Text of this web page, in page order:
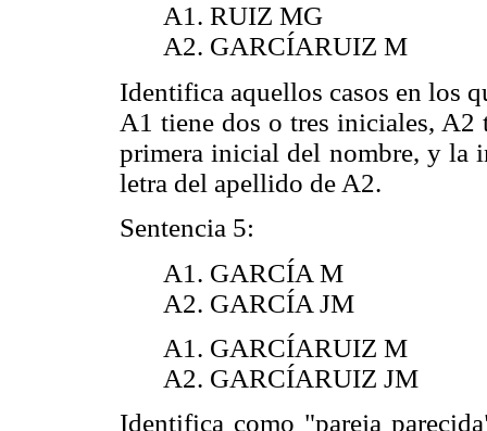
A1. RUIZ MG
A2. GARCÍARUIZ M
Identifica aquellos casos en los
A1 tiene dos o tres iniciales,
primera inicial del nombre, y la
letra del apellido de A2.
Sentencia 5:
A1. GARCÍA M
A2. GARCÍA JM
A1. GARCÍARUIZ M
A2. GARCÍARUIZ JM
Identifica como "pareja